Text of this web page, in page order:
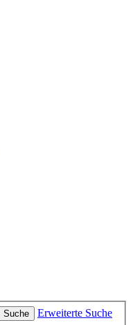
Suche Erweiterte Suche